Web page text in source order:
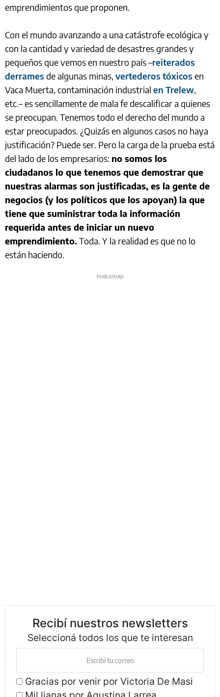
emprendimientos que proponen.
Con el mundo avanzando a una catástrofe ecológica y
con la cantidad y variedad de desastres grandes y
pequeños que vemos en nuestro país –reiterados
derrames de algunas minas, vertederos tóxicos en
Vaca Muerta, contaminación industrial en Trelew,
etc.– es sencillamente de mala fe descalificar a quienes
se preocupan. Tenemos todo el derecho del mundo a
estar preocupados. ¿Quizás en algunos casos no haya
justificación? Puede ser. Pero la carga de la prueba está
del lado de los empresarios: no somos los
ciudadanos lo que tenemos que demostrar que
nuestras alarmas son justificadas, es la gente de
negocios (y los políticos que los apoyan) la que
tiene que suministrar toda la información
requerida antes de iniciar un nuevo
emprendimiento.Toda. Y la realidad es que no lo
están haciendo.
Recibí nuestros newsletters
Seleccioná todos los que te interesan
Gracias por venir por Victoria De Masi